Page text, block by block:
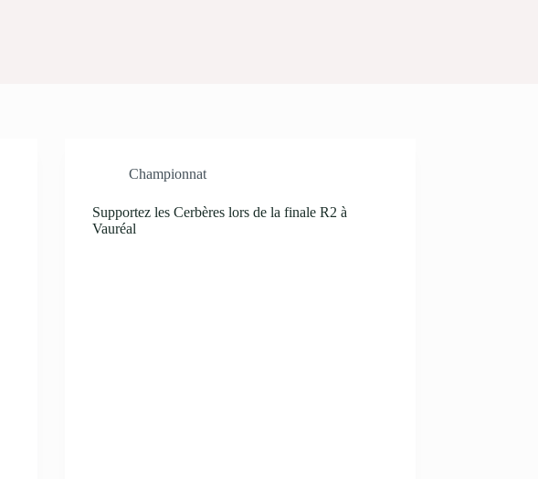
Championnat
Supportez les Cerbères lors de la finale R2 à
Vauréal